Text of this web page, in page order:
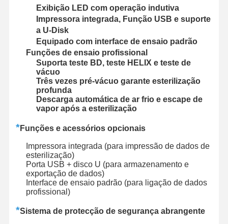
Início Produtos Vídeos
Visita À
Exibição LED com operação indutiva
Impressora integrada, Função USB e suporte
a U-Disk
Equipado com interface de ensaio padrão
Funções de ensaio profissional
Suporta teste BD, teste HELIX e teste de
vácuo
Três vezes pré-vácuo garante esterilização
profunda
Descarga automática de ar frio e escape de
vapor após a esterilização
*Funções e acessórios opcionais
Impressora integrada (para impressão de dados de
esterilização)
Porta USB + disco U (para armazenamento e
exportação de dados)
Interface de ensaio padrão (para ligação de dados
profissional)
*Sistema de protecção de segurança abrangente